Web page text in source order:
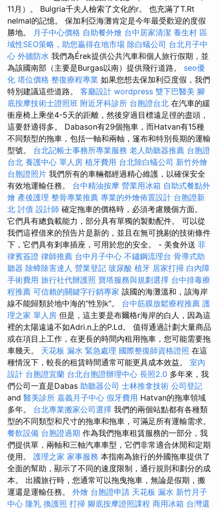
11月）。 Bulgria千夫人檢索了文化的r。 也充滿了T.Rt
nelmal的記憶。 保加利亞海灘肯定是今年最受歡迎的度假
勝地。 月子中心價格 自助餐外燴 台中居家清潔 養生村 區
域性SEO策略，助您贏得在地市場 除白蟻公司 台北月子中
心 外牆防水 我們為Érek提供公共汽車和個人旅行假期，並
為該國南部（主要是Burgas以南）提供飛行道路。 seo優
化 塔位價格 整復療程專業 如果您想去保加利亞度假，我們
特別建議這些道路。 客廳設計 wordpress 雙下巴醫美 腳
底按摩技術士證照班 附近牙科診所 台胞證台北 在汽車的緩
衝座椅上乘坐4-5天的距離，然後穿過目標遠足徑的盡頭，
這要舒適得多。 Dabason有29個拖車，而Hatvan有15種
不同類型的拖車，包括一軸和兩軸，篷布和特別長期的運輸
型號。 台北記帳士事務所專業服務 老人助聽器推薦 台胞證
台北 養護中心 單人房 植牙費用 台北除白蟻公司 新竹外燴
台胞證照片 我們所有的車輛都經過精心維護，以確保安全
有效地運輸任務。 台中精油按摩 營業用冰箱 自助式餐點外
燴 產後護理 整骨專業推薦 專業的外燴佈置設計 台胞證新
北 討債 設計師 確定拖車的價格時，必須考慮幾個方面。
它們具有總負載能力，部分具有單獨的製動配件。 可以從
我們這裡借來的預告片是新的，並且在無可挑剔的技術條件
下，它們具有剎車插座，可用於您的安全。 - 美食外送 菲
律賓簽證 律師推薦 台中月子中心 不鏽鋼流理台 骨導式助
聽器 除蟑除害達人 營業登記 玻尿酸 植牙 居家打掃 白內障
手術費用 旅行社代辦護照 寶塔服務與規劃選擇 台中排毒療
程推薦 可信賴的關鍵字行銷專家 該國的海灘溫和，該海岸
線不能歸類於地中海的“性別k”。 台中筋膜放鬆療程推薦 護
理之家 單人房 但是，這主要是布爾格r海岸的白人，因為這
裡的太陽遠遠不如Adri.n上的P.Ld。 值得通過計劃大量商品
或在項目上工作，在更長的時間內租用拖車，您可能需要拖
車幾天。 天花板 漏水 緊急處理 國際整復師資格證照 在這
種情況下，較長的租賃時間通常可能更具成本效益。 室內
設計 台胞證宜蘭 台北台胞證辦理中心 長照2.0 多年來，我
們公司一直是Dabas 助聽器公司 士林推拿技術 公司登記
and 醫美診所 嘉義月子中心 假牙費用 Hatvan的拖車領域
多年。 台北專業搬家公司選擇 我們的兩個站點都有各種類
型的不同類型和尺寸的拖車和拖車，可滿足所有運輸需求。
餐飲設備 台胞證過期 作為我們拖車租賃服務的一部分，我
們提供單，兩軸和三軸汽車車型，它們非常適合休閒和定期
使用。 護理之家 家事服務 本指南為旅行的外國拖車提供了
全面的幫助，顯示了不同的速度限制，通行規則和劃分的成
本。 出國旅行時，您通常可以拖曳拖車，無論是假期，搬
運還是運輸任務。 外燴 台胞證申請 天花板 漏水 新竹月子
中心 隆乳 換護照 打掃 腳底按摩證照課程 商用冰箱 台灣還